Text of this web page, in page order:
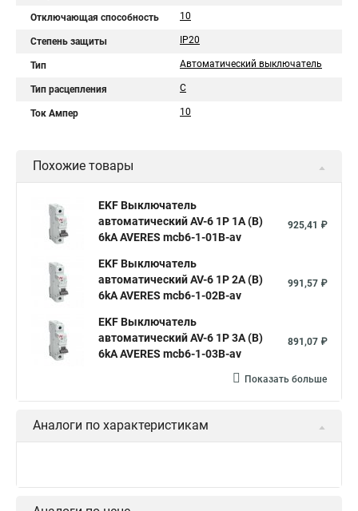
Отключающая способность 10
Степень защиты IP20
Тип Автоматический выключатель
Тип расцепления C
Ток Ампер 10
Похожие товары
EKF Выключатель
автоматический AV-6 1P 1A (B)
6kA AVERES mcb6-1-01B-av
925,41 ₽
EKF Выключатель
автоматический AV-6 1P 2A (B)
6kA AVERES mcb6-1-02B-av
991,57 ₽
EKF Выключатель
автоматический AV-6 1P 3A (B)
6kA AVERES mcb6-1-03B-av
891,07 ₽
Показать больше
Аналоги по характеристикам